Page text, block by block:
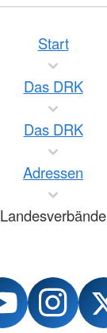
Start
Das DRK
Das DRK
Adressen
Landesverbände